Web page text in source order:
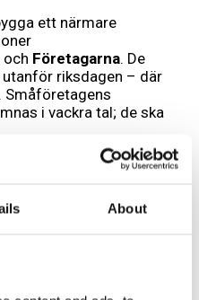
About
ett närmare
och Företagarna. De
riksdagen – där
Småföretagens
i vackra tal; de ska
att skapa jobb, minska
nyckeln till både tillväxt
ges förutsättningar
jobb skapas